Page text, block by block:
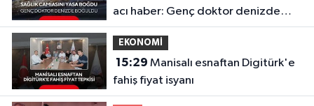
acı haber: Genç doktor denizde
boğuldu
EKONOMİ
15:29
fahiş fiyat isyanı